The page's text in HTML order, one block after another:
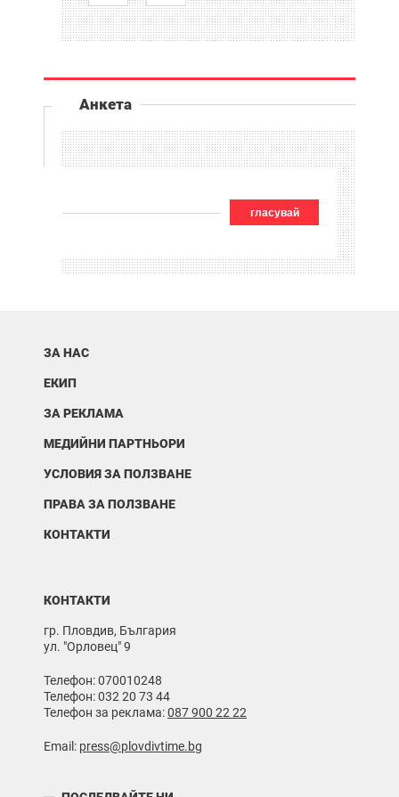
Анкета
гласувай
ЗА НАС
ЕКИП
ЗА РЕКЛАМА
МЕДИЙНИ ПАРТНЬОРИ
УСЛОВИЯ ЗА ПОЛЗВАНЕ
ПРАВА ЗА ПОЛЗВАНЕ
КОНТАКТИ
КОНТАКТИ
гр. Пловдив, България
ул. "Орловец" 9
Телефон: 070010248
Телефон: 032 20 73 44
Телефон за реклама:087 900 22 22
Email: press@plovdivtime.bg